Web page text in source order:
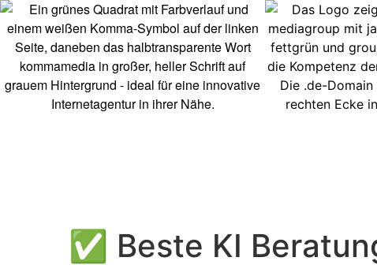
✅ Beste KI